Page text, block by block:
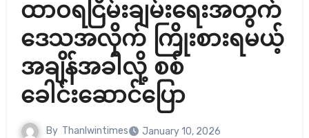
ထာဝရငြိမ်းချမ်းရေးအတွက်
ဒေသအလိုက် ကြိုးစားရမယ့်
အချိန်အခါလို့ စစ်
ခေါင်းဆောင်ပြော
By Thanlwintimes January 10, 2026